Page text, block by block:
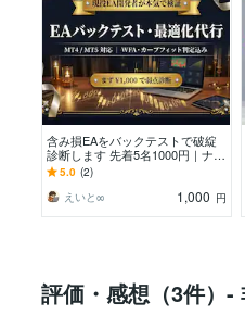
含み損EAをバックテストで破綻
診断します 先着5名1000円｜ナン
ピン/マーチンも破綻リスク診断
5.0 (2)
えいと∞
1,000 円
評価・感想（3件）-